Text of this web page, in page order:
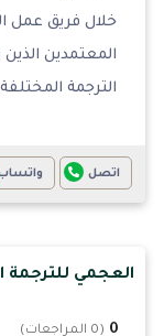
خلال فريق عمل
المعتمدين
الترجمة
اتصل
العجمي للترجمة
0 (0 المراجعات)